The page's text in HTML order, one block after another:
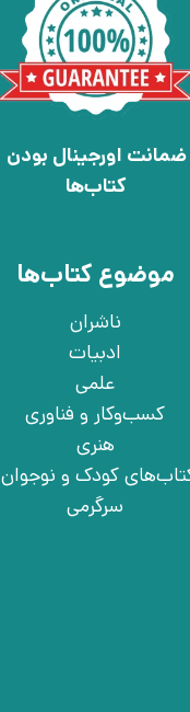
ضمانت اورجینال بودن
کتاب‌ها
موضوع کتاب‌ها
ناشران
ادبیات
علمی
کسب‌وکار و فناوری
هنری
کودک و نوجوان
سرگرمی